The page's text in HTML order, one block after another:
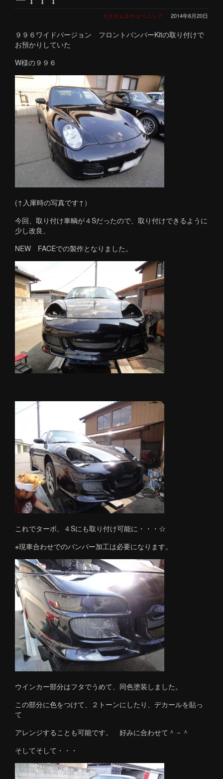
2014年6月20日
カスタム＆チューニング
９９６ワイドバージョン フロントバンパーKitの取り付けで
お預かりしていた
W様の９９６
(↑入庫時の写真です↑）
今回、取り付け車輌が４Sだったので、取り付けできるように
少し改良、
NEW FACEでの製作となりました。
これでターボ、４Sにも取り付け可能に・・・☆
※現車合わせでのバンパー加工は必要になります。
ウインカー部分はフタでうめて、同色塗装しました。
この部分に色をつけて、２トーンにしたり、デカールを貼っ
て
アレンジすることも可能です。 好みに合わせて＾－＾
そしてそして・・・